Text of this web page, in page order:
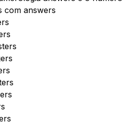
com answers